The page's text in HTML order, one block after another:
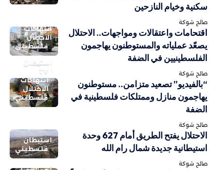
سكنية وخيام النازحين
صالح شوكة
انتهاكات
الاحتلال
فلسطيني
اقتحامات واعتقالات ومواجهات.. الاحتلال
يصعّد عملياته والمستوطنون يهاجمون
الفلسطينيين في الضفة
صالح شوكة
استيطان
TV
انتهاكات
الاحتلال
فلسطيني
“بالفيديو” تصعيد متزامن.. مستوطنون
يهاجمون منازل وممتلكات فلسطينية في
الضفة
صالح شوكة
استيطان
فلسطيني
الاحتلال يفتح الطريق أمام 627 وحدة
استيطانية جديدة شمال رام الله
صالح شوكة